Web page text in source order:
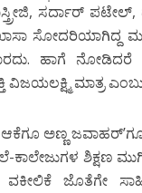
ಸರ್ದಾರ್
ಸೋದರಿಯಾಗಿದ್ದ
ಹಾಗೆ
ವಿಜಯಲಕ್ಷ್ಮಿ ಮಾತ್ರ
ಆಕೆಗೂ ಅಣ್ಣ
ಕಾಲೇಜುಗಳ
ವಕೀಲಿಕೆ ಜೊತೆಗೇ